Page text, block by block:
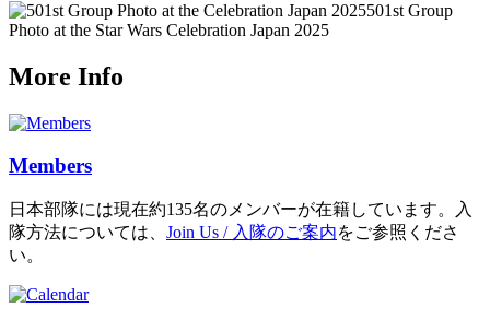
501st Group
Photo at the Star Wars Celebration Japan 2025
More Info
Members
日本部隊には現在約135名のメンバーが在籍しています。入
隊方法については、 Join Us / 入隊のご案内をご参照くださ
い。